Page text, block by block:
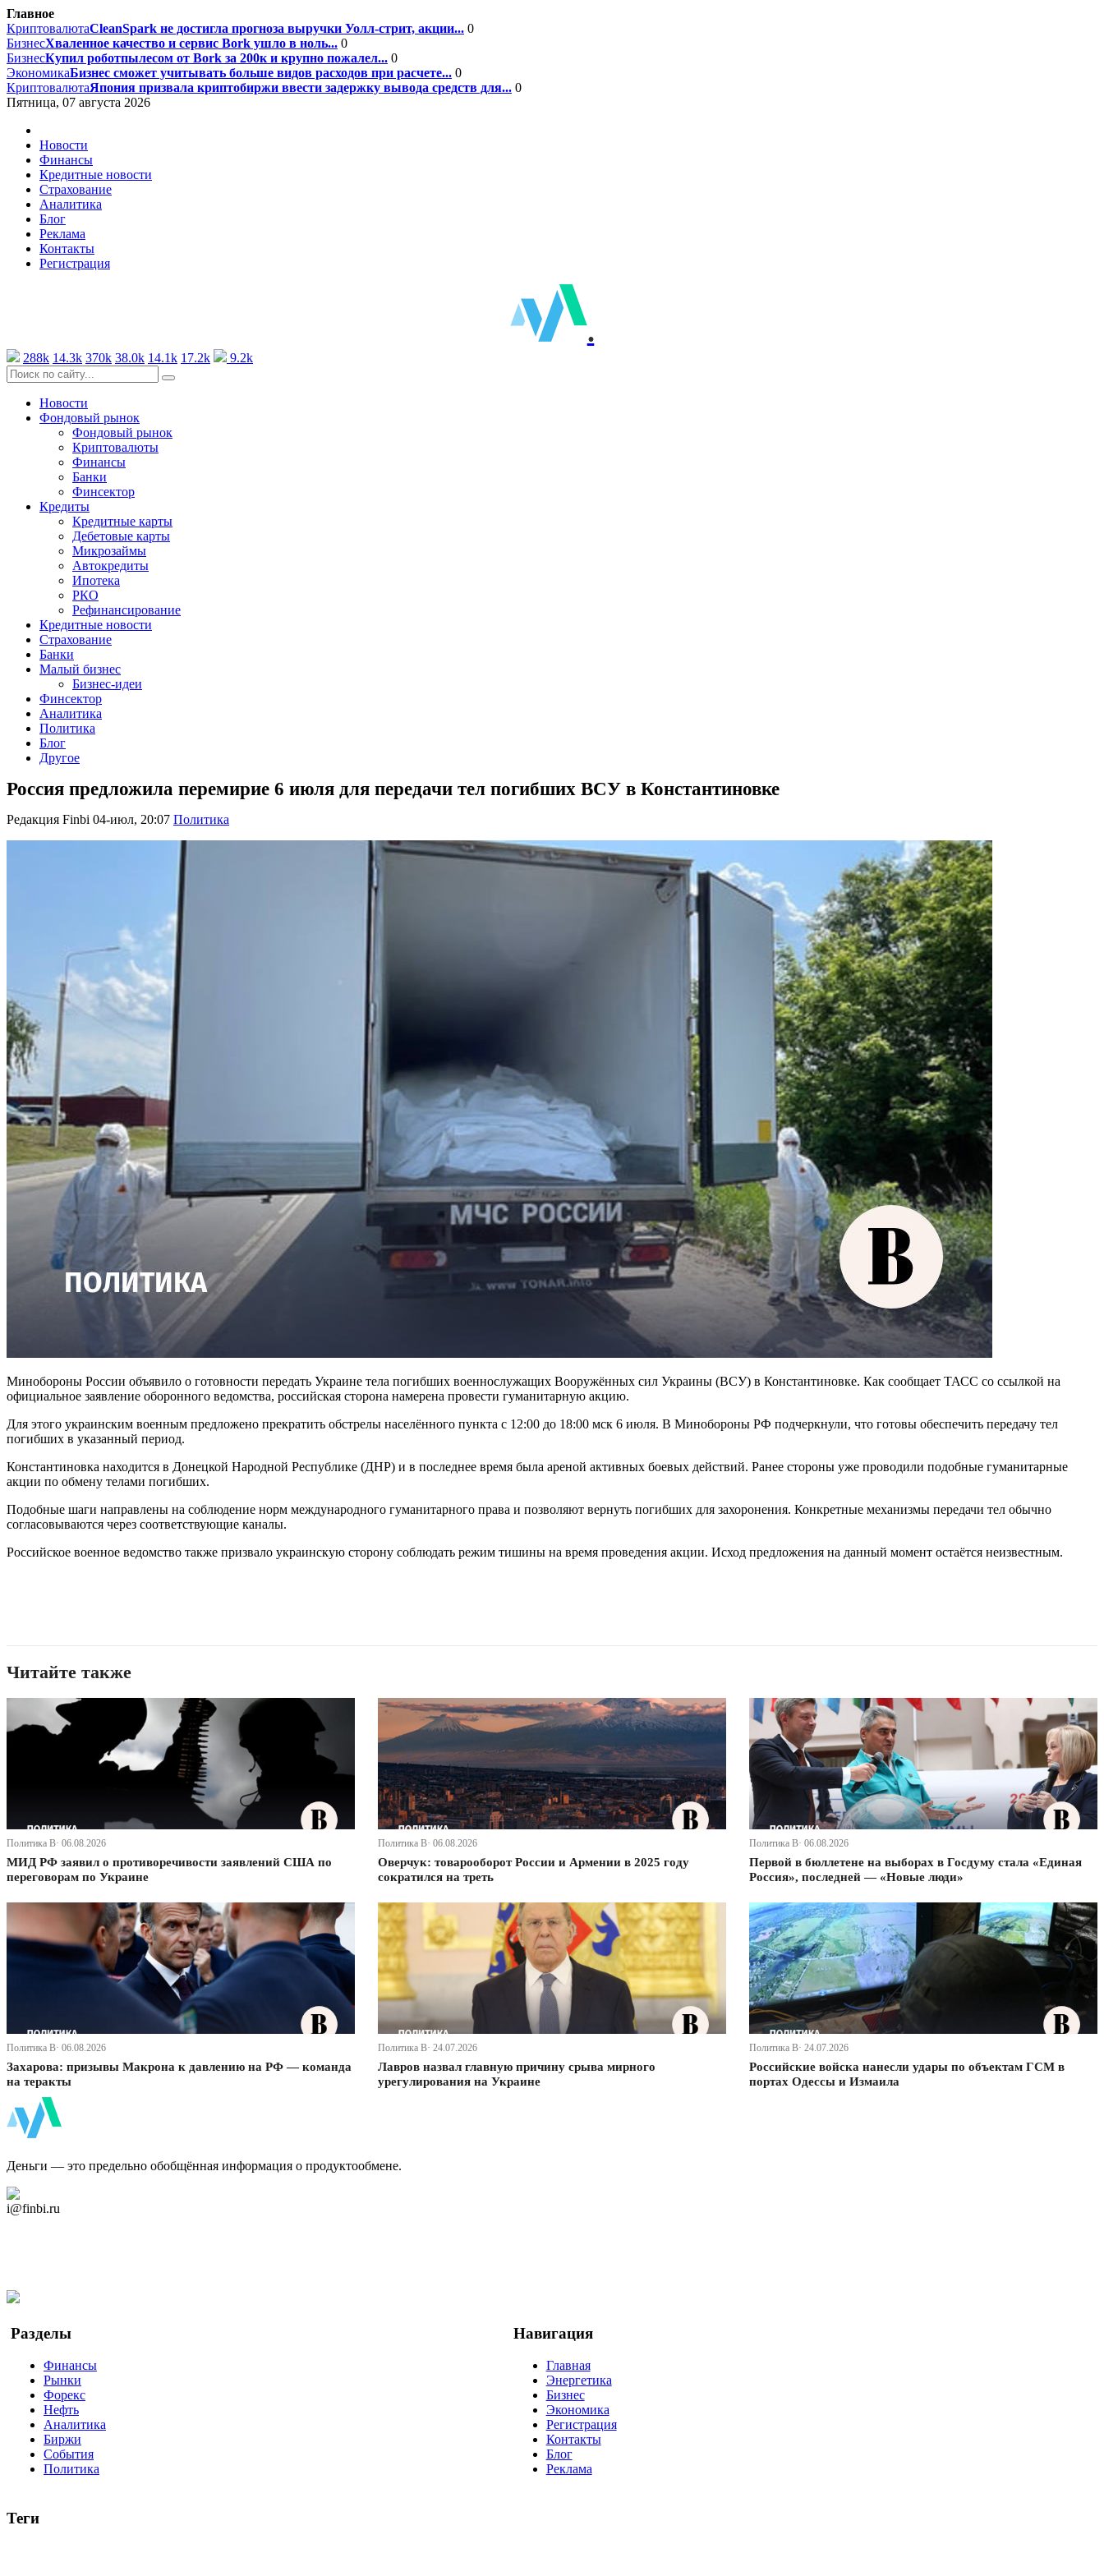
Главное
КриптовалютаCleanSpark не достигла прогноза выручки Уолл-стрит, акции... 0
БизнесХваленное качество и сервис Bork ушло в ноль... 0
БизнесКупил роботпылесом от Bork за 200к и крупно пожалел... 0
ЭкономикаБизнес сможет учитывать больше видов расходов при расчете... 0
КриптовалютаЯпония призвала криптобиржи ввести задержку вывода средств для... 0
Пятница, 07 августа 2026
Новости
Финансы
Кредитные новости
Страхование
Аналитика
Блог
Реклама
Контакты
Регистрация
.
288k 14.3k 370k 38.0k 14.1k 17.2k 9.2k
Новости
Фондовый рынок
Фондовый рынок
Криптовалюты
Финансы
Банки
Финсектор
Кредиты
Кредитные карты
Дебетовые карты
Микрозаймы
Автокредиты
Ипотека
РКО
Рефинансирование
Кредитные новости
Страхование
Банки
Малый бизнес
Бизнес-идеи
Финсектор
Аналитика
Политика
Блог
Другое
Россия предложила перемирие 6 июля для передачи тел погибших ВСУ в Константиновке
Редакция Finbi 04-июл, 20:07 Политика
Минобороны России объявило о готовности передать Украине тела погибших военнослужащих Вооружённых сил Украины (ВСУ) в Константиновке. Как сообщает ТАСС со ссылкой на
официальное заявление оборонного ведомства, российская сторона намерена провести гуманитарную акцию.
Для этого украинским военным предложено прекратить обстрелы населённого пункта с 12:00 до 18:00 мск 6 июля. В Минобороны РФ подчеркнули, что готовы обеспечить передачу тел
погибших в указанный период.
Константиновка находится в Донецкой Народной Республике (ДНР) и в последнее время была ареной активных боевых действий. Ранее стороны уже проводили подобные гуманитарные
акции по обмену телами погибших.
Подобные шаги направлены на соблюдение норм международного гуманитарного права и позволяют вернуть погибших для захоронения. Конкретные механизмы передачи тел обычно
согласовываются через соответствующие каналы.
Российское военное ведомство также призвало украинскую сторону соблюдать режим тишины на время проведения акции. Исход предложения на данный момент остаётся неизвестным.
Читайте также
Политика В· 06.08.2026
МИД РФ заявил о противоречивости заявлений США по
переговорам по Украине
Политика В· 06.08.2026
Оверчук: товарооборот России и Армении в 2025 году
сократился на треть
Политика В· 06.08.2026
Первой в бюллетене на выборах в Госдуму стала «Единая
Россия», последней — «Новые люди»
Политика В· 06.08.2026
Захарова: призывы Макрона к давлению на РФ — команда
на теракты
Политика В· 24.07.2026
Лавров назвал главную причину срыва мирного
урегулирования на Украине
Политика В· 24.07.2026
Российские войска нанесли удары по объектам ГСМ в
портах Одессы и Измаила
Деньги — это предельно обобщённая информация о продуктообмене.
i@finbi.ru
Разделы
Финансы
Рынки
Форекс
Нефть
Аналитика
Биржи
События
Политика
Навигация
Главная
Энергетика
Бизнес
Экономика
Регистрация
Контакты
Блог
Реклама
Теги